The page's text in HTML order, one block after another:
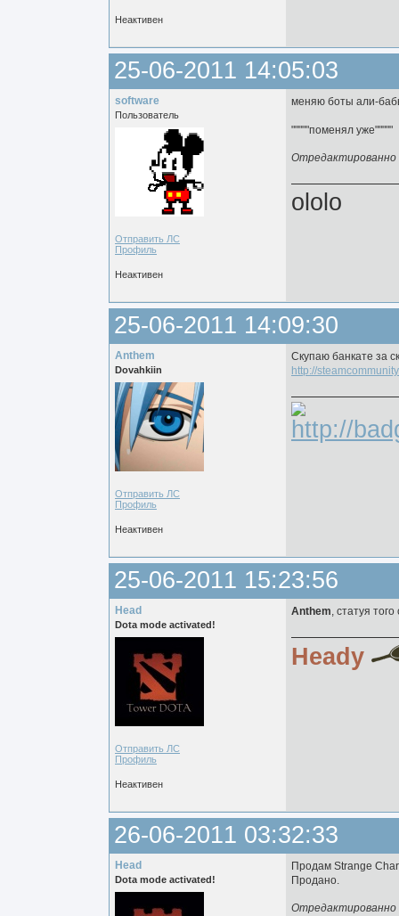
Неактивен
25-06-2011 14:05:03
software
Пользователь
Отправить ЛС
Профиль
меняю боты али-
"""""поменял уже"""""
Отредактированно
ololo
Неактивен
25-06-2011 14:09:30
Anthem
Dovahkiin
Отправить ЛС
Профиль
Скупаю банкате за
http://
Неактивен
25-06-2011 15:23:56
Head
Dota mode activated!
Отправить ЛС
Профиль
Anthem, статуя того
Heady
Неактивен
26-06-2011 03:32:33
Head
Dota mode activated!
Продам Strange
Продано.
Отредактированно